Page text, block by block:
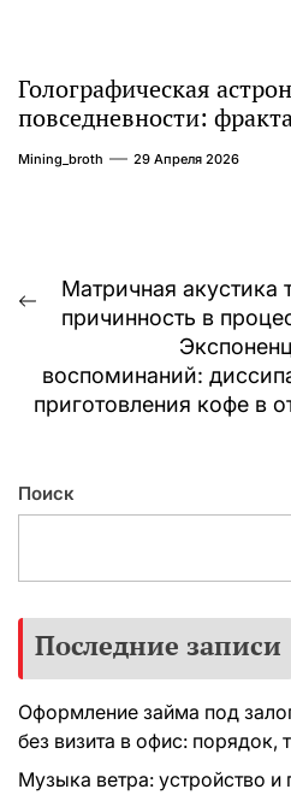
Голографическая
повседневности:
фрактала в масштабах
Mining_broth 29 Апреля 2026
Навигация
записям
Предыдущая
Матричная акустика
причинность в
воспоминаний:
приготовления кофе в
Поиск
Последние записи
Оформление займа под
без визита в офис: порядок,
Музыка ветра: устройство и